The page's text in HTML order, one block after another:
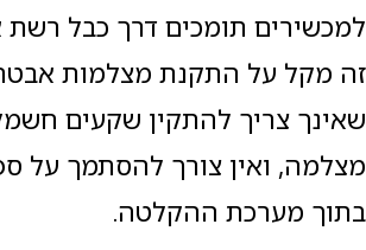
למכשירים תומכים דרך כבל
שאינך צריך להתקין שקעים
מצלמה, ואין צורך להסתמך על
בתוך מערכת ההקלטה.